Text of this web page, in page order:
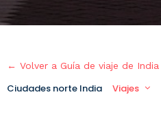
← Volver a Guía de viaje de India
Ciudades norte India Viajes